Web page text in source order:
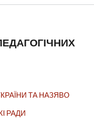
ТА НАЗЯВО
РАДИ